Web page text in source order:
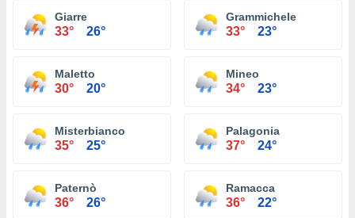
Giarre
33° 26°
Grammichele
33° 23°
Maletto
30° 20°
Mineo
34° 23°
Misterbianco
35° 25°
Palagonia
37° 24°
Paternò
36° 26°
Ramacca
36° 22°